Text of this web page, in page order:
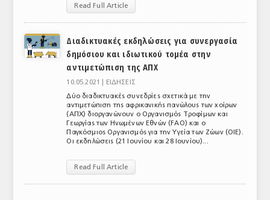
ΥΠΗΡΕΣΙΕΣ
ΕΜΠΟΡΙΚΟΙ ΑΝΤΙΠΡΟΣΩΠΟΙ
ΕΛΛΗΝΙΚΗ ΝΟΜΟΘΕΣΙΑ
Read Full Article
Διαδικτυακές εκδηλώσεις για συνεργασία
δημόσιου και ιδιωτικού τομέα στην
αντιμετώπιση της ΑΠΧ
10.05.2021 |
ΕΙΔΗΣΕΙΣ
Δύο διαδικτυακές συνεδρίες σχετικά με την
αντιμετώπιση της αφρικανικής πανώλους των χοίρων
(ΑΠΧ) διοργανώνουν ο Οργανισμός Τροφίμων και
Γεωργίας των Ηνωμένων Εθνών (FAO) και ο
Παγκόσμιος Οργανισμός για την Υγεία των Ζώων (OIE).
Οι εκδηλώσεις (21 Ιουνίου και 28 Ιουνίου)...
Read Full Article